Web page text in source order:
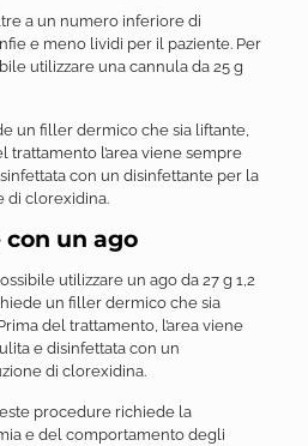
a un numero inferiore di
e meno lividi per il paziente. Per
utilizzare una cannula da 25 g
un filler dermico che sia liftante,
trattamento l’area viene sempre
con un disinfettante per la
di clorexidina.
un ago
utilizzare un ago da 27 g 1,2
un filler dermico che sia
del trattamento, l’area viene
e disinfettata con un
di clorexidina.
procedure richiede la
e del comportamento degli